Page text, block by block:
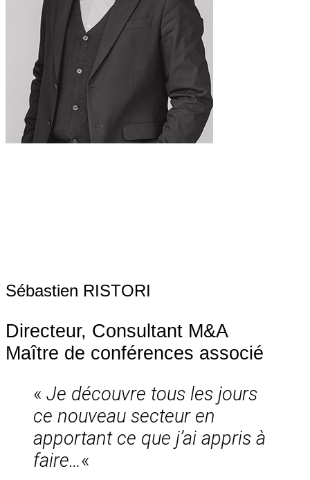
Sébastien RISTORI
Directeur, Consultant M&A
Maître de conférences associé
« Je découvre tous les jours
ce nouveau secteur en
apportant ce que j’ai appris à
faire…«